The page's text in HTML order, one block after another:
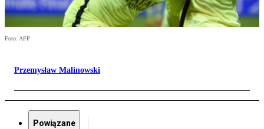
Foto: AFP
Przemysław Malinowski
Powiązane